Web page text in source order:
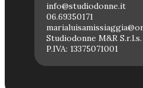
info@studiodonne.it
06.69350171
Studiodonne M&R S.r.l.s.
P.IVA: 13375071001